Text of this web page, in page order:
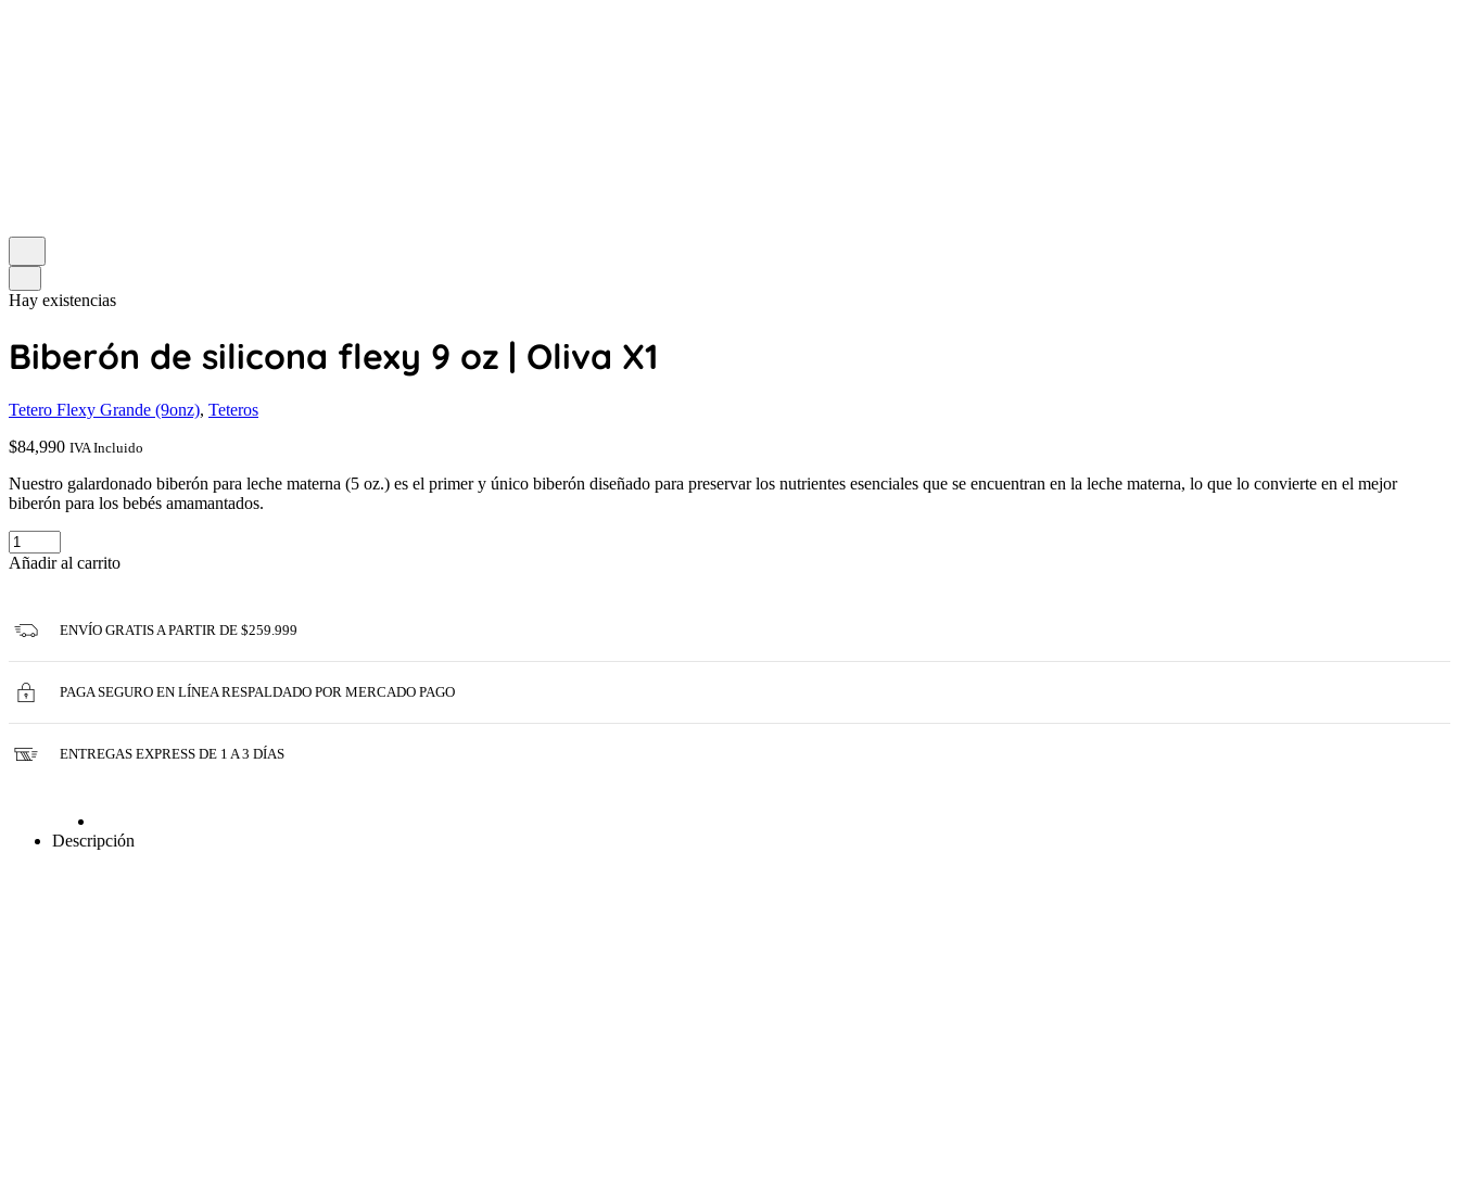
Hay existencias
Biberón de silicona flexy 9 oz | Oliva X1
Tetero Flexy Grande (9onz), Teteros
$84,990 IVA Incluido
Nuestro galardonado biberón para leche materna (5 oz.) es el primer y único biberón diseñado para preservar los nutrientes esenciales que se encuentran en la leche materna, lo que lo convierte en el mejor
biberón para los bebés amamantados.
Añadir al carrito
ENVÍO GRATIS A PARTIR DE $259.999
PAGA SEGURO EN LÍNEA RESPALDADO POR MERCADO PAGO
ENTREGAS EXPRESS DE 1 A 3 DÍAS
Descripción